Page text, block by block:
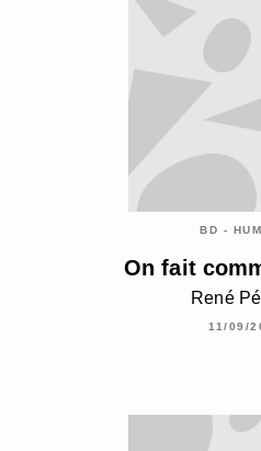
BD -
On fait
René
11/09/